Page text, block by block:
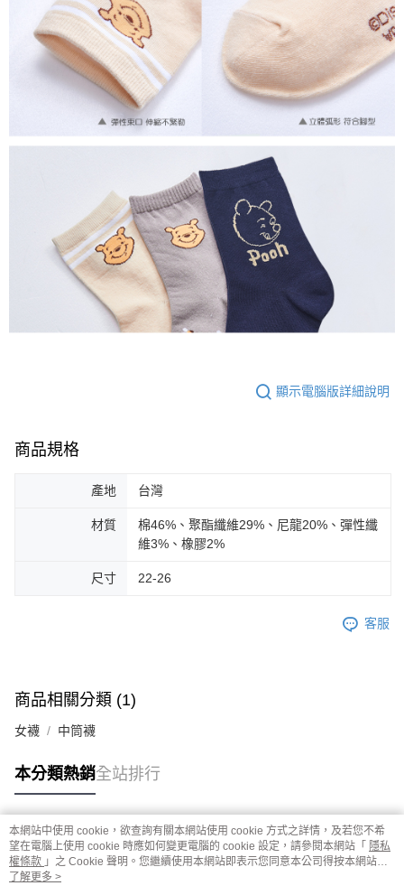
顯示電腦版詳細說明
商品規格
產地 台灣
材質
棉46%、聚酯纖維29%、尼龍20%、彈性纖
維3%、橡膠2%
尺寸 22-26
客服
商品相關分類 (1)
女襪 中筒襪
本分類熱銷全站排行
熱門標籤
本網站中使用 cookie，欲查詢有關本網站使用 cookie 方式之詳情，及若您不希
望在電腦上使用 cookie 時應如何變更電腦的 cookie 設定，請參閱本網站「 隱私
權條款 」之 Cookie 聲明。您繼續使用本網站即表示您同意本公司得按本網站使
用條款之 Cookie 聲明使用 cookie。
了解更多 >